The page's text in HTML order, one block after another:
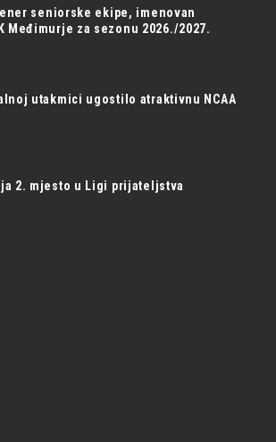
seniorske ekipe, imenovan
Međimurje za sezonu 2026./2027.
utakmici ugostilo atraktivnu NCAA
2. mjesto u Ligi prijateljstva